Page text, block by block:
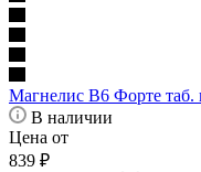
Магнелис В6 Форте
В наличии
Цена от
839 ₽